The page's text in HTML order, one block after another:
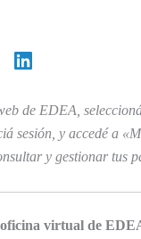
de EDEA,
sesión, y accedé a
y gestionar tus
oficina virtual de